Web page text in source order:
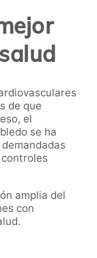
de que
el
se ha
amplia del
con